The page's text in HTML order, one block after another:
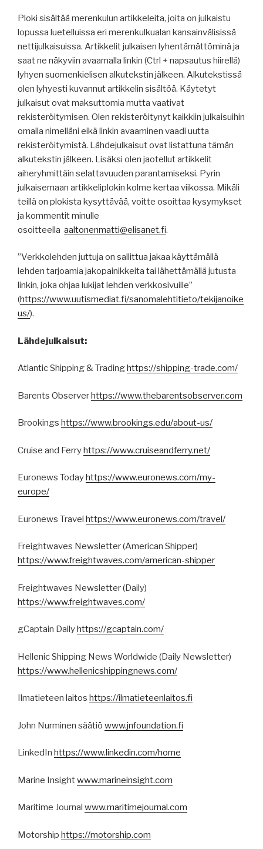
Ploki sisältää merenkulun artikkeleita, joita on julkaistu
lopussa luetelluissa eri merenkulkualan kansainvälisissä
nettijulkaisuissa. Artikkelit julkaisen lyhentämättöminä ja
saat ne näkyviin avaamalla linkin (Ctrl + napsautus hiirellä)
lyhyen suomenkielisen alkutekstin jälkeen. Alkutekstissä
olen lyhyesti kuvannut artikkelin sisältöä. Käytetyt
julkaisut ovat maksuttomia mutta vaativat
rekisteröitymisen. Olen rekisteröitynyt kaikkiin julkaisuihin
omalla nimelläni eikä linkin avaaminen vaadi uutta
rekisteröitymistä. Lähdejulkaisut ovat listattuna tämän
alkutekstin jälkeen. Lisäksi olen jaotellut artikkelit
aiheryhmittäin selattavuuden parantamiseksi. Pyrin
julkaisemaan artikkeliplokin kolme kertaa viikossa. Mikäli
teillä on plokista kysyttävää, voitte osoittaa kysymykset
ja kommentit minulle
osoitteella aaltonenmatti@elisanet.fi.
”Verkkolehden juttuja on sallittua jakaa käyttämällä
lehden tarjoamia jakopainikkeita tai lähettämällä jutusta
linkin, joka ohjaa lukijat lehden verkkosivuille”
(https://www.uutismediat.fi/sanomalehtitieto/tekijanoike
us/).
Lähdejulkaisut:
Atlantic Shipping & Tradinghttps://shipping-trade.com/
Barents Observerhttps://www.thebarentsobserver.com
Brookings https://www.brookings.edu/about-us/
Cruise and Ferryhttps://www.cruiseandferry.net/
Euronews Todayhttps://www.euronews.com/my-
europe/
Euronews Travel https://www.euronews.com/travel/
Freightwaves Newsletter (American Shipper)
https://www.freightwaves.com/american-shipper
Freightwaves Newsletter (Daily)
https://www.freightwaves.com/
gCaptain Dailyhttps://gcaptain.com/
Hellenic Shipping News Worldwide (Daily Newsletter)
https://www.hellenicshippingnews.com/
Ilmatieteen laitos https://ilmatieteenlaitos.fi
John Nurminen säätiö www.jnfoundation.fi
LinkedIn https://www.linkedin.com/home
Marine Insightwww.marineinsight.com
Maritime Journal www.maritimejournal.com
Motorship https://motorship.com